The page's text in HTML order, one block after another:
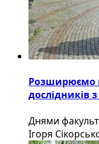
Розширюємо
дослідників
Днями
Ігоря